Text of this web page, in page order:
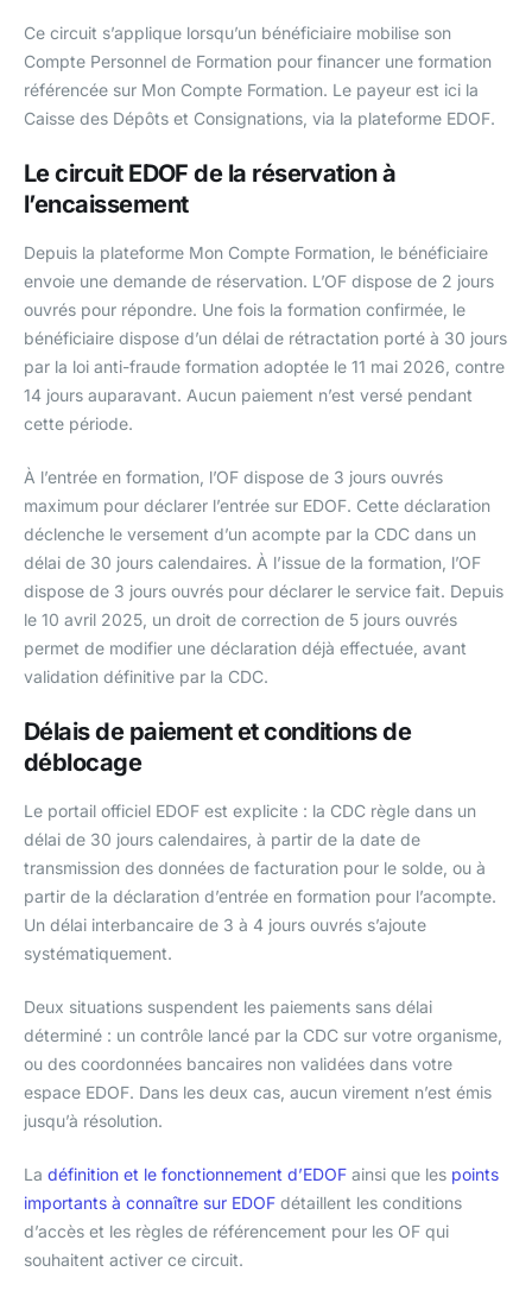
Ce circuit s’applique lorsqu’un bénéficiaire mobilise son
Compte Personnel de Formation pour financer une formation
référencée sur Mon Compte Formation. Le payeur est ici la
Caisse des Dépôts et Consignations, via la plateforme EDOF.
Le circuit EDOF de la réservation à
l’encaissement
Depuis la plateforme Mon Compte Formation, le bénéficiaire
envoie une demande de réservation. L’OF dispose de 2 jours
ouvrés pour répondre. Une fois la formation confirmée, le
bénéficiaire dispose d’un délai de rétractation porté à 30 jours
par la loi anti-fraude formation adoptée le 11 mai 2026, contre
14 jours auparavant. Aucun paiement n’est versé pendant
cette période.
À l’entrée en formation, l’OF dispose de 3 jours ouvrés
maximum pour déclarer l’entrée sur EDOF. Cette déclaration
déclenche le versement d’un acompte par la CDC dans un
délai de 30 jours calendaires. À l’issue de la formation, l’OF
dispose de 3 jours ouvrés pour déclarer le service fait. Depuis
le 10 avril 2025, un droit de correction de 5 jours ouvrés
permet de modifier une déclaration déjà effectuée, avant
validation définitive par la CDC.
Délais de paiement et conditions de
déblocage
Le portail officiel EDOF est explicite : la CDC règle dans un
délai de 30 jours calendaires, à partir de la date de
transmission des données de facturation pour le solde, ou à
partir de la déclaration d’entrée en formation pour l’acompte.
Un délai interbancaire de 3 à 4 jours ouvrés s’ajoute
systématiquement.
Deux situations suspendent les paiements sans délai
déterminé : un contrôle lancé par la CDC sur votre organisme,
ou des coordonnées bancaires non validées dans votre
espace EDOF. Dans les deux cas, aucun virement n’est émis
jusqu’à résolution.
La définition et le fonctionnement d’EDOF ainsi que les points
importants à connaître sur EDOF détaillent les conditions
d’accès et les règles de référencement pour les OF qui
souhaitent activer ce circuit.